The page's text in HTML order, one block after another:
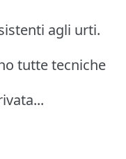
agli urti.
tutte tecniche